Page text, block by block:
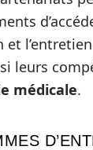
et
leurs
médicale.